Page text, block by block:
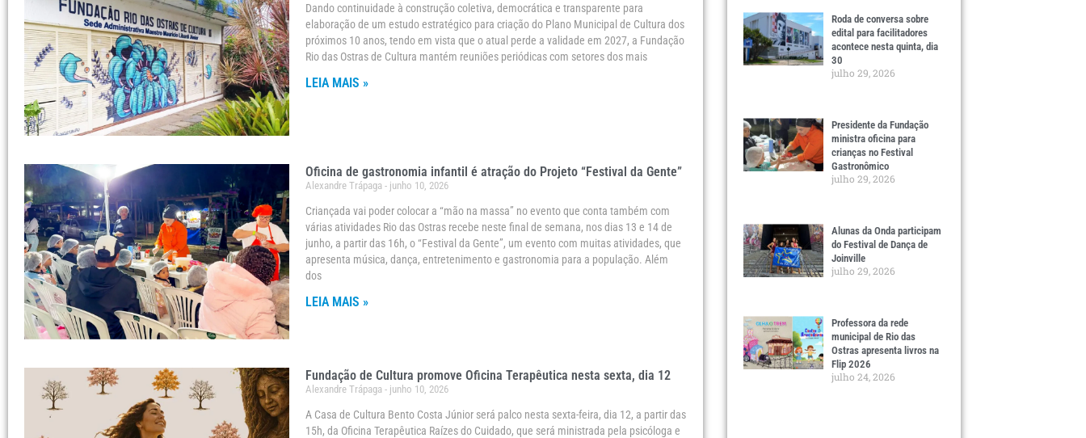
Dando continuidade à construção coletiva, democrática e transparente para
elaboração de um estudo estratégico para criação do Plano Municipal de Cultura dos
próximos 10 anos, tendo em vista que o atual perde a validade em 2027, a Fundação
Rio das Ostras de Cultura mantém reuniões periódicas com setores dos mais
LEIA MAIS »
Oficina de gastronomia infantil é atração do Projeto “Festival da Gente”
Alexandre Trápaga junho 10, 2026
Criançada vai poder colocar a “mão na massa” no evento que conta também com
várias atividades Rio das Ostras recebe neste final de semana, nos dias 13 e 14 de
junho, a partir das 16h, o “Festival da Gente”, um evento com muitas atividades, que
apresenta música, dança, entretenimento e gastronomia para a população. Além
dos
LEIA MAIS »
Fundação de Cultura promove Oficina Terapêutica nesta sexta, dia 12
Alexandre Trápaga junho 10, 2026
A Casa de Cultura Bento Costa Júnior será palco nesta sexta-feira, dia 12, a partir das
15h, da Oficina Terapêutica Raízes do Cuidado, que será ministrada pela psicóloga e
Roda de conversa sobre
edital para facilitadores
acontece nesta quinta, dia
30
julho 29, 2026
Presidente da Fundação
ministra oficina para
crianças no Festival
Gastronômico
julho 29, 2026
Alunas da Onda participam
do Festival de Dança de
Joinville
julho 29, 2026
Professora da rede
municipal de Rio das
Ostras apresenta livros na
Flip 2026
julho 24, 2026